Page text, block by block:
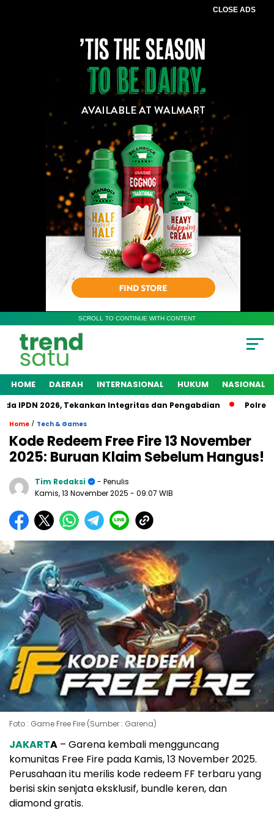
CLOSE ADS
SCROLL TO CONTINUE WITH CONTENT
HOME DAERAH INTERNASIONAL HUKUM NASIONAL
2026, Tekankan Integritas dan Pengabdian Polres
Home / Tech & Games
Kode Redeem Free Fire 13 November
2025: Buruan Klaim Sebelum Hangus!
Tim Redaksi
- Penulis
Kamis, 13 November 2025 - 09:07 WIB
Foto : Game Free Fire (Sumber : Garena)
JAKARTA – Garena kembali mengguncang
komunitas Free Fire pada Kamis, 13 November 2025.
Perusahaan itu merilis kode redeem FF terbaru yang
berisi skin senjata eksklusif, bundle keren, dan
diamond gratis.